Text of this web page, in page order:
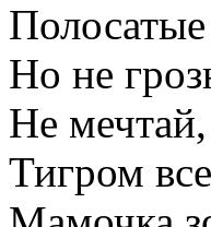
Но не
Не
Тигром